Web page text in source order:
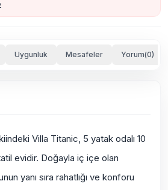
Uygunluk Mesafeler Yorum(0)
Villa Titanic, 5 yatak odalı 10
evidir. Doğayla iç içe olan
yanı sıra rahatlığı ve konforu